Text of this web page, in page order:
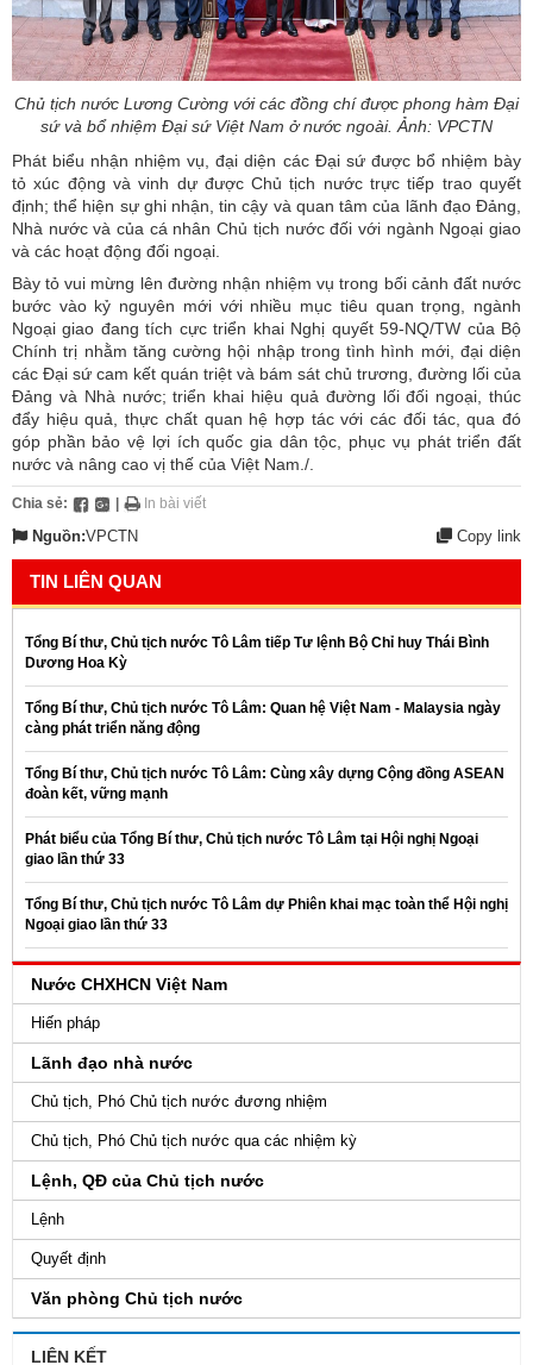
Chủ tịch nước Lương Cường với các đồng chí được phong hàm Đại
sứ và bổ nhiệm Đại sứ Việt Nam ở nước ngoài. Ảnh: VPCTN
Phát biểu nhận nhiệm vụ, đại diện các Đại sứ được bổ nhiệm bày
tỏ xúc động và vinh dự được Chủ tịch nước trực tiếp trao quyết
định; thể hiện sự ghi nhận, tin cậy và quan tâm của lãnh đạo Đảng,
Nhà nước và của cá nhân Chủ tịch nước đối với ngành Ngoại giao
và các hoạt động đối ngoại.
Bày tỏ vui mừng lên đường nhận nhiệm vụ trong bối cảnh đất nước
bước vào kỷ nguyên mới với nhiều mục tiêu quan trọng, ngành
Ngoại giao đang tích cực triển khai Nghị quyết 59-NQ/TW của Bộ
Chính trị nhằm tăng cường hội nhập trong tình hình mới, đại diện
các Đại sứ cam kết quán triệt và bám sát chủ trương, đường lối của
Đảng và Nhà nước; triển khai hiệu quả đường lối đối ngoại, thúc
đẩy hiệu quả, thực chất quan hệ hợp tác với các đối tác, qua đó
góp phần bảo vệ lợi ích quốc gia dân tộc, phục vụ phát triển đất
nước và nâng cao vị thế của Việt Nam./.
Chia sẻ: In bài viết
Nguồn:VPCTN Copy link
TIN LIÊN QUAN
Tổng Bí thư, Chủ tịch nước Tô Lâm tiếp Tư lệnh Bộ Chỉ huy Thái Bình
Dương Hoa Kỳ
Tổng Bí thư, Chủ tịch nước Tô Lâm: Quan hệ Việt Nam - Malaysia ngày
càng phát triển năng động
Tổng Bí thư, Chủ tịch nước Tô Lâm: Cùng xây dựng Cộng đồng ASEAN
đoàn kết, vững mạnh
Phát biểu của Tổng Bí thư, Chủ tịch nước Tô Lâm tại Hội nghị Ngoại
giao lần thứ 33
Tổng Bí thư, Chủ tịch nước Tô Lâm dự Phiên khai mạc toàn thể Hội nghị
Ngoại giao lần thứ 33
Nước CHXHCN Việt Nam
Hiến pháp
Lãnh đạo nhà nước
Chủ tịch, Phó Chủ tịch nước đương nhiệm
Chủ tịch, Phó Chủ tịch nước qua các nhiệm kỳ
Lệnh, QĐ của Chủ tịch nước
Lệnh
Quyết định
Văn phòng Chủ tịch nước
LIÊN KẾT